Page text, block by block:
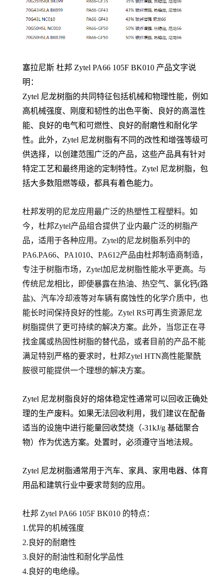
塞拉尼斯 杜邦 Zytel PA66 105F BK010 产品文字说
明：
Zytel 尼龙树脂的共同特征包括机械和物理性能，例如
高机械强度、刚度和韧性的出色平衡、良好的高温性
能、良好的电气和可燃性、良好的耐磨性和耐化学
性。此外，Zytel 尼龙树脂有不同的改性和增强等级可
供选择，以创建范围广泛的产品，这些产品具有针对
特定工艺和最终用途的定制特性。Zytel 尼龙树脂，包
括大多数阻燃等级，都具有着色能力。
杜邦发明的尼龙应用最广泛的热塑性工程塑料。如
今，杜邦Zytel产品组合提供了业内最广泛的树脂产
品，适用于各种应用。Zytel的尼龙树脂系列中的
PA6.PA66、PA1010、PA612产品由杜邦制造商制造，
专注于树脂市场，Zytel加尼龙树脂性能水平更高。与
传统尼龙相比，即使暴露在热油、热空气、氯化钙(路
盐)、汽车冷却液等对车辆有腐蚀性的化学介质中，也
能长时间保持良好的性能。Zytel RS可再生资源尼龙
树脂提供了更可持续的解决方案。此外，当您正在寻
找金属或热固性树脂的替代品，或者目前的产品不能
满足特别严格的要求时，杜邦Zytel HTN高性能聚酰
胺很可能提供一个理想的解决方案。
Zytel 尼龙树脂良好的熔体稳定性通常可以回收正确处
理的生产废料。如果无法回收利用，我们建议在配备
适当的设施中进行能量回收焚烧（-31kJ/g 基础聚合
物）作为优选方案。处置时，必须遵守当地法规。
Zytel 尼龙树脂通常用于汽车、家具、家用电器、体育
用品和建筑行业中要求苛刻的应用。
杜邦 Zytel PA66 105F BK010 的特点：
1.优异的机械强度
2.良好的耐磨性
3.良好的耐油性和耐化学品性
4.良好的电绝缘。